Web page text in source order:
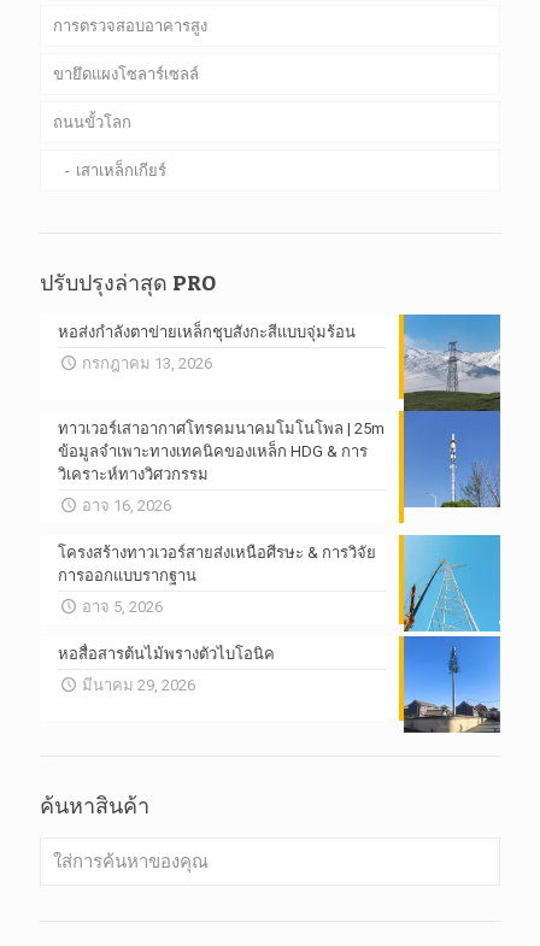
การตรวจสอบอาคารสูง
ขายึดแผงโซลาร์เซลล์
ถนนขั้วโลก
เสาเหล็กเกียร์
ปรับปรุงล่าสุด PRO
หอส่งกำลังตาข่ายเหล็กชุบสังกะสีแบบจุ่มร้อน
กรกฎาคม 13, 2026
ทาวเวอร์เสาอากาศโทรคมนาคมโมโนโพล | 25m
ข้อมูลจำเพาะทางเทคนิคของเหล็ก HDG & การ
วิเคราะห์ทางวิศวกรรม
อาจ 16, 2026
โครงสร้างทาวเวอร์สายส่งเหนือศีรษะ & การวิจัย
การออกแบบรากฐาน
อาจ 5, 2026
หอสื่อสารต้นไม้พรางตัวไบโอนิค
มีนาคม 29, 2026
ค้นหาสินค้า